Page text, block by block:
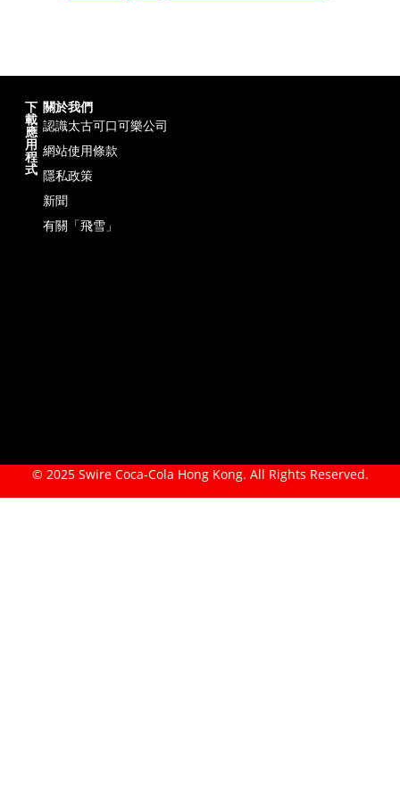
下
載
應
用
程
式
關於我們
認識太古可口可樂公司
網站使用條款
隱私政策
新聞
有關「飛雪」
© 2025 Swire Coca-Cola Hong Kong. All Rights Reserved.